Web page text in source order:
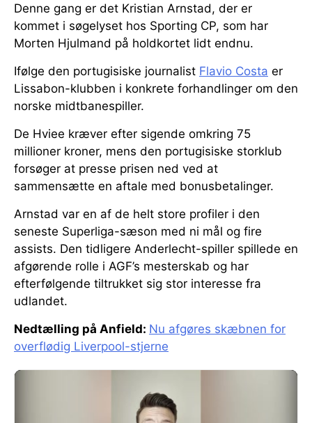
Denne gang er det Kristian Arnstad, der er
kommet i søgelyset hos Sporting CP, som har
Morten Hjulmand på holdkortet lidt endnu.
Ifølge den portugisiske journalist Flavio Costa er
Lissabon-klubben i konkrete forhandlinger om den
norske midtbanespiller.
De Hviee kræver efter sigende omkring 75
millioner kroner, mens den portugisiske storklub
forsøger at presse prisen ned ved at
sammensætte en aftale med bonusbetalinger.
Arnstad var en af de helt store profiler i den
seneste Superliga-sæson med ni mål og fire
assists. Den tidligere Anderlecht-spiller spillede en
afgørende rolle i AGF’s mesterskab og har
efterfølgende tiltrukket sig stor interesse fra
udlandet.
Nedtælling på Anfield: Nu afgøres skæbnen for
overflødig Liverpool-stjerne